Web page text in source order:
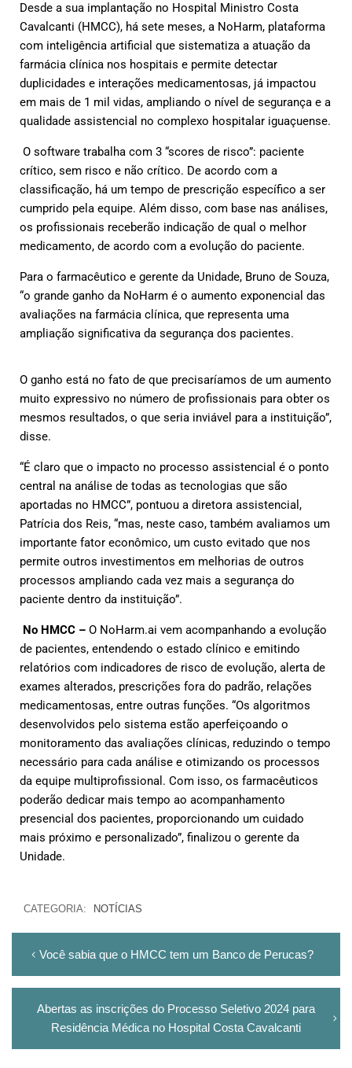
Desde a sua implantação no Hospital Ministro Costa
Cavalcanti (HMCC), há sete meses, a NoHarm, plataforma
com inteligência artificial que sistematiza a atuação da
farmácia clínica nos hospitais e permite detectar
duplicidades e interações medicamentosas, já impactou
em mais de 1 mil vidas, ampliando o nível de segurança e a
qualidade assistencial no complexo hospitalar iguaçuense.
O software trabalha com 3 “scores de risco”: paciente
crítico, sem risco e não crítico. De acordo com a
classificação, há um tempo de prescrição específico a ser
cumprido pela equipe. Além disso, com base nas análises,
os profissionais receberão indicação de qual o melhor
medicamento, de acordo com a evolução do paciente.
Para o farmacêutico e gerente da Unidade, Bruno de Souza,
“o grande ganho da NoHarm é o aumento exponencial das
avaliações na farmácia clínica, que representa uma
ampliação significativa da segurança dos pacientes.
O ganho está no fato de que precisaríamos de um aumento
muito expressivo no número de profissionais para obter os
mesmos resultados, o que seria inviável para a instituição”,
disse.
“É claro que o impacto no processo assistencial é o ponto
central na análise de todas as tecnologias que são
aportadas no HMCC”, pontuou a diretora assistencial,
Patrícia dos Reis, “mas, neste caso, também avaliamos um
importante fator econômico, um custo evitado que nos
permite outros investimentos em melhorias de outros
processos ampliando cada vez mais a segurança do
paciente dentro da instituição”.
No HMCC – O NoHarm.ai vem acompanhando a evolução
de pacientes, entendendo o estado clínico e emitindo
relatórios com indicadores de risco de evolução, alerta de
exames alterados, prescrições fora do padrão, relações
medicamentosas, entre outras funções. “Os algoritmos
desenvolvidos pelo sistema estão aperfeiçoando o
monitoramento das avaliações clínicas, reduzindo o tempo
necessário para cada análise e otimizando os processos
da equipe multiprofissional. Com isso, os farmacêuticos
poderão dedicar mais tempo ao acompanhamento
presencial dos pacientes, proporcionando um cuidado
mais próximo e personalizado”, finalizou o gerente da
Unidade.
CATEGORIA: NOTÍCIAS
Você sabia que o HMCC tem um Banco de Perucas?
Abertas as inscrições do Processo Seletivo 2024 para
Residência Médica no Hospital Costa Cavalcanti